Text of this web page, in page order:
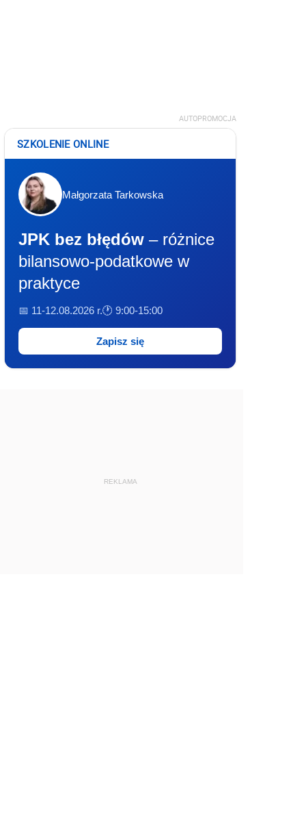
AUTOPROMOCJA
SZKOLENIE ONLINE
Małgorzata Tarkowska
JPK bez błędów – różnice
bilansowo-podatkowe w
praktyce
📅 11-12.08.2026 r.🕐 9:00-15:00
Zapisz się
REKLAMA